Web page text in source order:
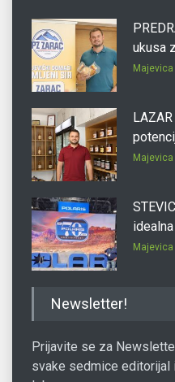
ukusa
Newsletter!
Prijavite se za
svake sedmice editorijal